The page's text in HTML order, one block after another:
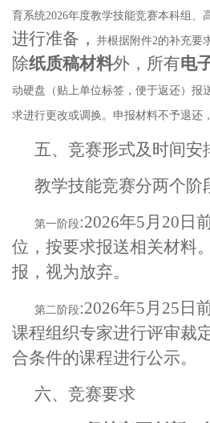
育系统2026年度教学技能竞赛本科组、
进行准备 ， 并根据附件2的补充要
除纸质稿材料外，所有电
动硬盘（贴上单位标签，便于返还）报
求进行更改或调换。申报材料不予退还
五、 竞赛形式及时间安
教学技能竞赛分两个阶
第一阶段:2026年5月 20 日
位，按要求报送相关材料
报，视为放弃。
第二阶段:2026年5月 25 日
课程组织专家进行评审裁
合条件的课程进行公示。
六、竞赛要求